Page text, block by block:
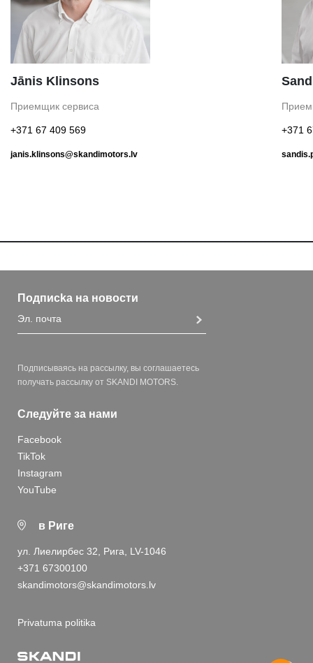
Jānis Klinsons
Приемщик сервиса
+371 67 409 569
janis.klinsons@skandimotors.lv
+371
Подписka на новости
Подписываясь на рассылку, вы соглашаетесь
получать рассылку от SKANDI MOTORS.
Следуйте за нами
Facebook
TikTok
Instagram
YouTube
в Риге
ул. Лиелирбес 32, Рига, LV-1046
+371 67300100
skandimotors@skandimotors.lv
Privatuma politika